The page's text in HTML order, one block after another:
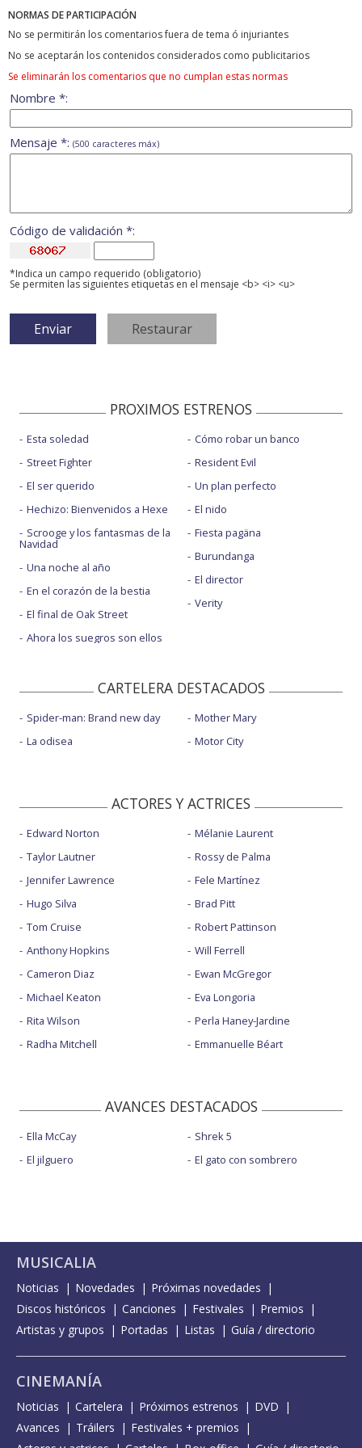
NORMAS DE PARTICIPACIÓN
No se permitirán los comentarios fuera de tema ó injuriantes
No se aceptarán los contenidos considerados como publicitarios
Se eliminarán los comentarios que no cumplan estas normas
Nombre *:
Mensaje *: (500 caracteres máx)
Código de validación *:
*Indica un campo requerido (obligatorio)
Se permiten las siguientes etiquetas en el mensaje <b> <i> <u>
PROXIMOS ESTRENOS
Esta soledad
Street Fighter
El ser querido
Hechizo: Bienvenidos a Hexe
Scrooge y los fantasmas de la
Navidad
Una noche al año
En el corazón de la bestia
El final de Oak Street
Ahora los suegros son ellos
Cómo robar un banco
Resident Evil
Un plan perfecto
El nido
Fiesta pagäna
Burundanga
El director
Verity
CARTELERA DESTACADOS
Spider-man: Brand new day
La odisea
Mother Mary
Motor City
ACTORES Y ACTRICES
Edward Norton
Taylor Lautner
Jennifer Lawrence
Hugo Silva
Tom Cruise
Anthony Hopkins
Cameron Diaz
Michael Keaton
Rita Wilson
Radha Mitchell
Mélanie Laurent
Rossy de Palma
Fele Martínez
Brad Pitt
Robert Pattinson
Will Ferrell
Ewan McGregor
Eva Longoria
Perla Haney-Jardine
Emmanuelle Béart
AVANCES DESTACADOS
Ella McCay
El jilguero
Shrek 5
El gato con sombrero
MUSICALIA
Noticias Novedades
Próximas novedades
Discos históricos
Canciones Festivales
Premios
Artistas y grupos
Portadas Listas Guía / directorio
CINEMANÍA
Noticias Cartelera Próximos estrenos
DVD
Avances
Tráilers
Festivales + premios